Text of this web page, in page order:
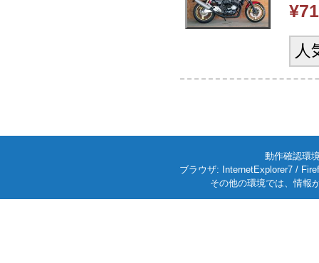
人
動作確認環
ブラウザ: InternetExplorer7 /
その他の環境では、情報